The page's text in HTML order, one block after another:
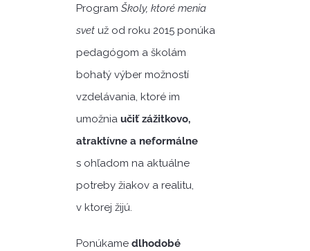
Program Školy, ktoré menia
svet už od roku 2015 ponúka
pedagógom a školám
bohatý výber možností
vzdelávania, ktoré im
umožnia učiť zážitkovo,
atraktívne a neformálne
s ohľadom na aktuálne
potreby žiakov a realitu,
v ktorej žijú.
Ponúkame dlhodobé